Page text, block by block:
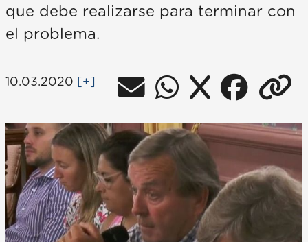
que debe realizarse para terminar con
el problema.
10.03.2020 [+]